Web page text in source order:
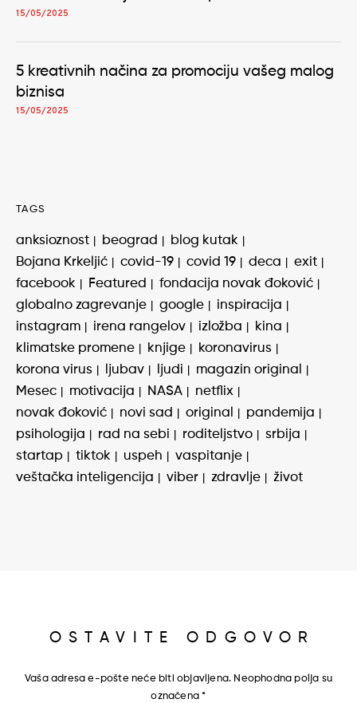
15/05/2025
5 kreativnih načina za promociju vašeg malog
biznisa
15/05/2025
TAGS
anksioznost beograd
blog kutak
Bojana Krkeljić
covid-19 covid 19 deca
exit
facebook
Featured
fondacija novak đoković
globalno zagrevanje
google
inspiracija
instagram
irena rangelov izložba
kina
klimatske promene
knjige
koronavirus
korona virus
ljubav ljudi
magazin original
Mesec
motivacija NASA
netflix
novak đoković
novi sad original
pandemija
psihologija
rad na sebi roditeljstvo
srbija
startap
tiktok uspeh
vaspitanje
veštačka inteligencija
viber zdravlje život
OSTAVITE ODGOVOR
Vaša adresa e-pošte neće biti objavljena. Neophodna polja su
označena*